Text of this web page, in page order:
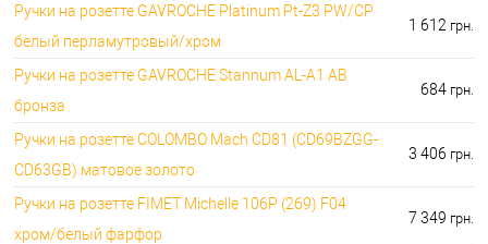
Ручки на розетте GAVROCHE Platinum Pt-Z3 PW/CP
белый перламутровый/хром
1 612 грн.
Ручки на розетте GAVROCHE Stannum AL-A1 AB
бронза
684 грн.
Ручки на розетте COLOMBO Mach CD81 (CD69BZGG-
CD63GB) матовое золото
3 406 грн.
Ручки на розетте FIMET Michelle 106P (269) F04
хром/белый фарфор
7 349 грн.